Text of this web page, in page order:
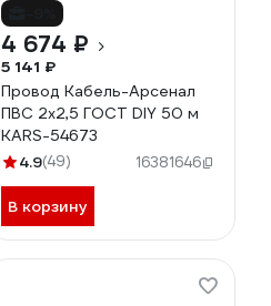
4 674 ₽
5 141 ₽
Провод Кабель-Арсенал
ПВС 2x2,5 ГОСТ DIY 50 м
KARS-54673
4.9(49) 16381646
В корзину